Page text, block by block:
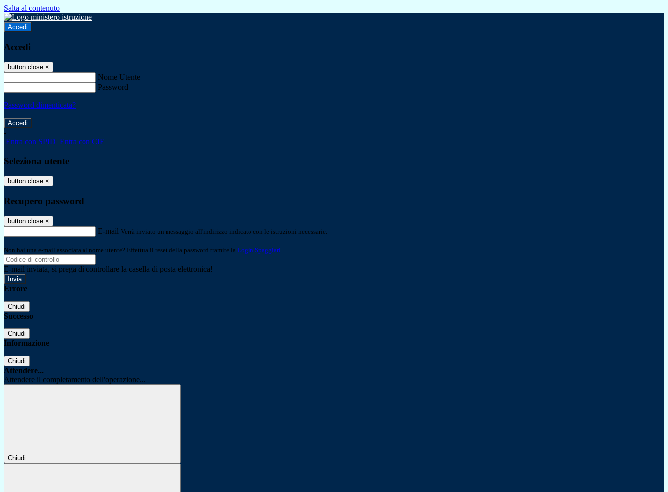
Salta al contenuto
Accedi
Accedi
button close ×
Nome Utente
Password
Password dimenticata?
-
Entra con SPID Entra con CIE
Seleziona utente
button close ×
Recupero password
button close ×
E-mail Verrà inviato un messaggio all'indirizzo indicato con le istruzioni necessarie.
Non hai una e-mail associata al nome utente? Effettua il reset della password tramite la Login Spaggiari
E-mail inviata, si prega di controllare la casella di posta elettronica!
Errore
Chiudi
Successo
Chiudi
Informazione
Chiudi
Attendere...
Attendere il completamento dell'operazione...
Chiudi